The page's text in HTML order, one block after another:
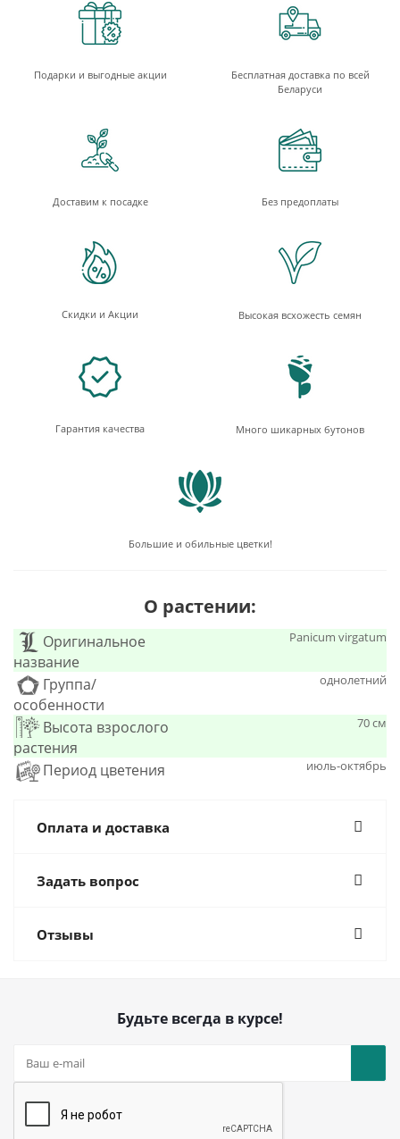
Подарки и выгодные акции
Бесплатная доставка по всей
Беларуси
Доставим к посадке Без предоплаты
Скидки и Акции Высокая всхожесть семян
Гарантия качества Много шикарных бутонов
Большие и обильные цветки!
О растении:
Оригинальное
название
Panicum virgatum
Группа/
особенности
однолетний
Высота взрослого
растения
70 см
Период цветения июль-октябрь
Оплата и доставка
Задать вопрос
Отзывы
Будьте всегда в курсе!